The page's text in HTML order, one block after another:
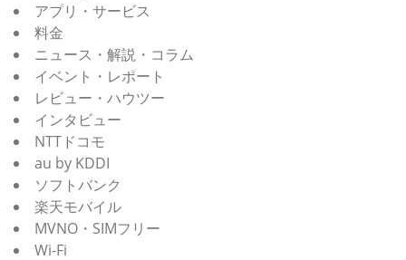
アプリ・サービス
料金
ニュース・解説・コラム
イベント・レポート
レビュー・ハウツー
インタビュー
NTTドコモ
au by KDDI
ソフトバンク
楽天モバイル
MVNO・SIMフリー
Wi-Fi